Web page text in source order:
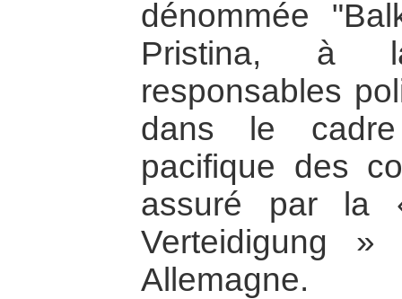
dénommée
Pristina, à
responsables
dans le
pacifique des
assuré par la
Verteidigung
Allemagne.